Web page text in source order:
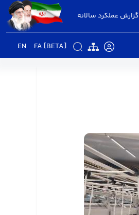
گزارش عملکرد سالانه
FA [BETA]
EN